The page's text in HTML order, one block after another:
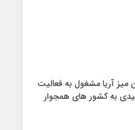
تولید میز تلویزیون در شرکت متین میز آریا مشغول به فعالیت
به کشور های همجوار